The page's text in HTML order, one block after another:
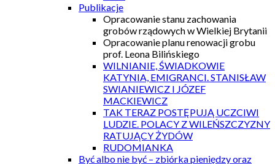
Publikacje
Opracowanie stanu zachowania
grobów rządowych w Wielkiej Brytanii
Opracowanie planu renowacji grobu
prof. Leona Bilińskiego
WILNIANIE, ŚWIADKOWIE
KATYNIA, EMIGRANCI. STANISŁAW
SWIANIEWICZ I JÓZEF
MACKIEWICZ
TAK TERAZ POSTĘPUJĄ UCZCIWI
LUDZIE. POLACY Z WILEŃSZCZYZNY
RATUJĄCY ŻYDÓW
RUDOMIANKA
Być albo nie być – zbiórka pieniędzy oraz